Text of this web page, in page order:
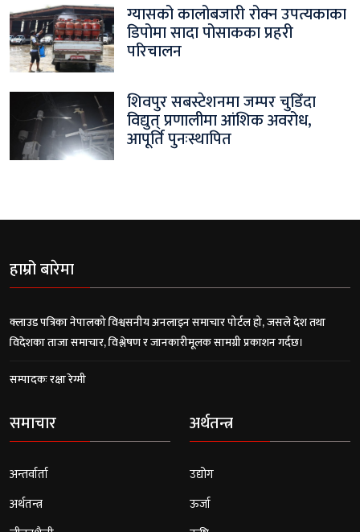
ग्यासको कालोबजारी रोक्न उपत्यकाका
डिपोमा सादा पोसाकका प्रहरी
परिचालन
शिवपुर सबस्टेशनमा जम्पर चुडिँदा
विद्युत् प्रणालीमा आंशिक अवरोध,
आपूर्ति पुनःस्थापित
हाम्रो बारेमा
क्लाउड पत्रिका नेपालको विश्वसनीय अनलाइन समाचार पोर्टल हो, जसले देश तथा
विदेशका ताजा समाचार, विश्लेषण र जानकारीमूलक सामग्री प्रकाशन गर्दछ।
सम्पादकः रक्षा रेग्मी
समाचार
अन्तर्वार्ता
अर्थतन्त्र
अर्थतन्त्र
उद्योग
ऊर्जा